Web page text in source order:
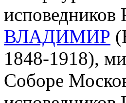
исповедников
ВЛАДИМИР
1848-1918),
Соборе